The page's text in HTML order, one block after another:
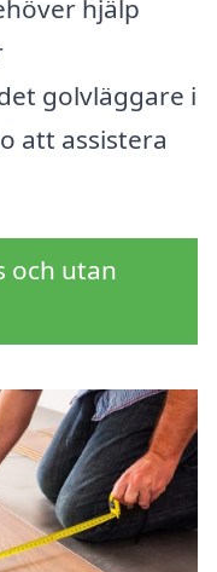
hjälp
golvläggare i
att assistera
och utan